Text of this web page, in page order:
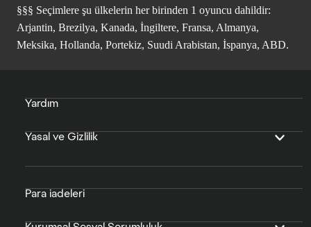
§§§ Seçimlere şu ülkelerin her birinden 1 oyuncu dahildir:
Arjantin, Brezilya, Kanada, İngiltere, Fransa, Almanya,
Meksika, Hollanda, Portekiz, Suudi Arabistan, İspanya, ABD.
Yardım
Yasal ve Gizlilik
Para iadeleri